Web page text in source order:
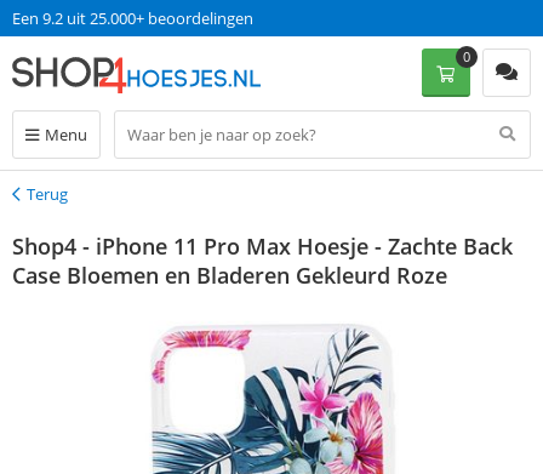
Een 9.2 uit 25.000+ beoordelingen
Menu
0
Terug
Terug
Shop4 - iPhone 11 Pro Max Hoesje - Zachte Back
Case Bloemen en Bladeren Gekleurd Roze